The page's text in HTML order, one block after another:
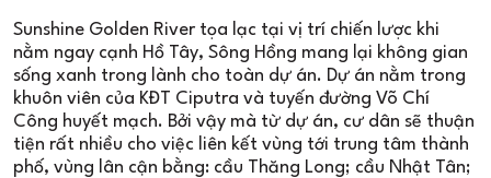
Sunshine Golden River tọa lạc tại vị trí chiến lược khi
nằm ngay cạnh Hồ Tây, Sông Hồng mang lại không gian
sống xanh trong lành cho toàn dự án. Dự án nằm trong
khuôn viên của KĐT Ciputra và tuyến đường Võ Chí
Công huyết mạch. Bởi vậy mà từ dự án, cư dân sẽ thuận
tiện rất nhiều cho việc liên kết vùng tới trung tâm thành
phố, vùng lân cận bằng: cầu Thăng Long; cầu Nhật Tân;